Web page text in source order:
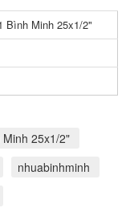
Bình Minh 25x1/2"
25x1/2"
nhuabinhminh